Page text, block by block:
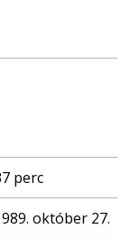
perc
október 27.